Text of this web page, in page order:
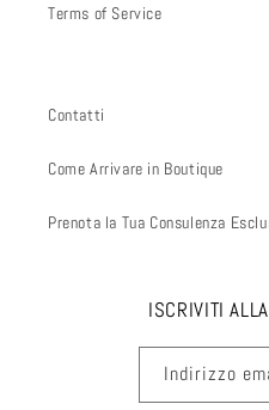
Terms of Service
Contatti
Come Arrivare in Boutique
Prenota la Tua Consulenza
ISCRIVITI
Indirizzo